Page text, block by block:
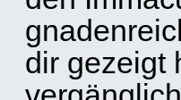
dir gezeigt